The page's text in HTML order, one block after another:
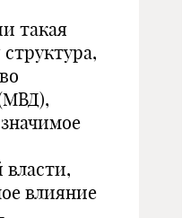
такая
структура,
власти,
влияние